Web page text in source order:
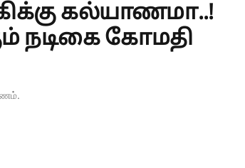
கல்யாணமா..!
நடிகை கோமதி